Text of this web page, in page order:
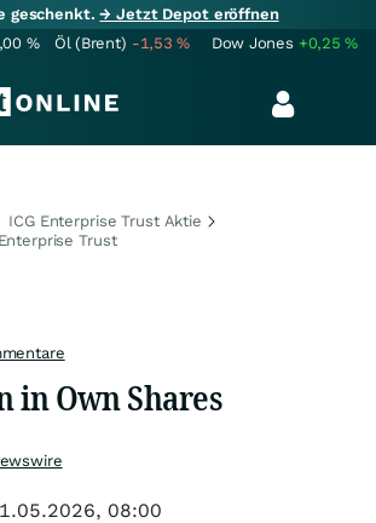
geschenkt.→ Jetzt Depot eröffnen
% Öl (Brent) -1,53% Dow Jones +0,25%
ICG Enterprise Trust Aktie
Trust
in Own Shares
08:00